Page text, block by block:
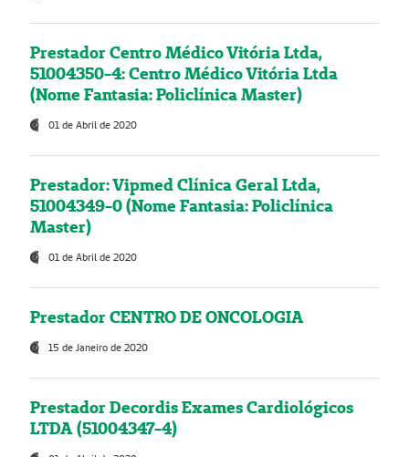
Prestador Centro Médico Vitória Ltda,
51004350-4: Centro Médico Vitória Ltda
(Nome Fantasia: Policlínica Master)
01 de Abril de 2020
Prestador: Vipmed Clínica Geral Ltda,
51004349-0 (Nome Fantasia: Policlínica
Master)
01 de Abril de 2020
Prestador CENTRO DE ONCOLOGIA
15 de Janeiro de 2020
Prestador Decordis Exames Cardiológicos
LTDA (51004347-4)